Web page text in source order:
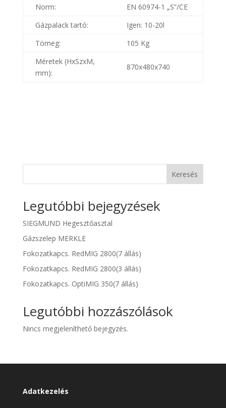
Norm:
EN 60974-1 „S”/CE
Gázpalack tartó:
Igen: 10-20l
Tömeg:
105 Kg
Méretek (HxSzxM,
mm):
870x480x740
Keresés
Legutóbbi bejegyzések
SIEGMUND Hegesztőasztal
Gázszelep MERKLE
Fokozatkapcs. RedMIG 2800(7 állás)
Fokozatkapcs. RedMIG 2800(3 állás)
Fokozatkapcs. OptiMIG 350(7 állás)
Legutóbbi hozzászólások
Nincs megjeleníthető bejegyzés.
Adatkezelés